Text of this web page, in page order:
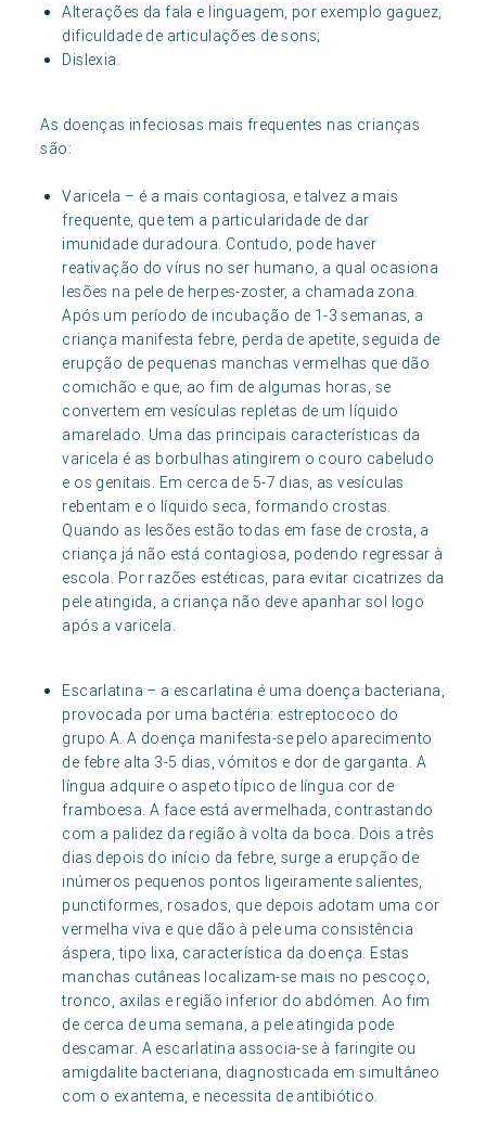
Alterações da fala e linguagem, por exemplo gaguez,
dificuldade de articulações de sons;
Dislexia.
As doenças infeciosas mais frequentes nas crianças
são:
Varicela – é a mais contagiosa, e talvez a mais
frequente, que tem a particularidade de dar
imunidade duradoura. Contudo, pode haver
reativação do vírus no ser humano, a qual ocasiona
lesões na pele de herpes-zoster, a chamada zona.
Após um período de incubação de 1-3 semanas, a
criança manifesta febre, perda de apetite, seguida de
erupção de pequenas manchas vermelhas que dão
comichão e que, ao fim de algumas horas, se
convertem em vesículas repletas de um líquido
amarelado. Uma das principais características da
varicela é as borbulhas atingirem o couro cabeludo
e os genitais. Em cerca de 5-7 dias, as vesículas
rebentam e o líquido seca, formando crostas.
Quando as lesões estão todas em fase de crosta, a
criança já não está contagiosa, podendo regressar à
escola. Por razões estéticas, para evitar cicatrizes da
pele atingida, a criança não deve apanhar sol logo
após a varicela.
Escarlatina – a escarlatina é uma doença bacteriana,
provocada por uma bactéria: estreptococo do
grupo A. A doença manifesta-se pelo aparecimento
de febre alta 3-5 dias, vómitos e dor de garganta. A
língua adquire o aspeto típico de língua cor de
framboesa. A face está avermelhada, contrastando
com a palidez da região à volta da boca. Dois a três
dias depois do início da febre, surge a erupção de
inúmeros pequenos pontos ligeiramente salientes,
punctiformes, rosados, que depois adotam uma cor
vermelha viva e que dão à pele uma consistência
áspera, tipo lixa, característica da doença. Estas
manchas cutâneas localizam-se mais no pescoço,
tronco, axilas e região inferior do abdómen. Ao fim
de cerca de uma semana, a pele atingida pode
descamar. A escarlatina associa-se à faringite ou
amigdalite bacteriana, diagnosticada em simultâneo
com o exantema, e necessita de antibiótico.